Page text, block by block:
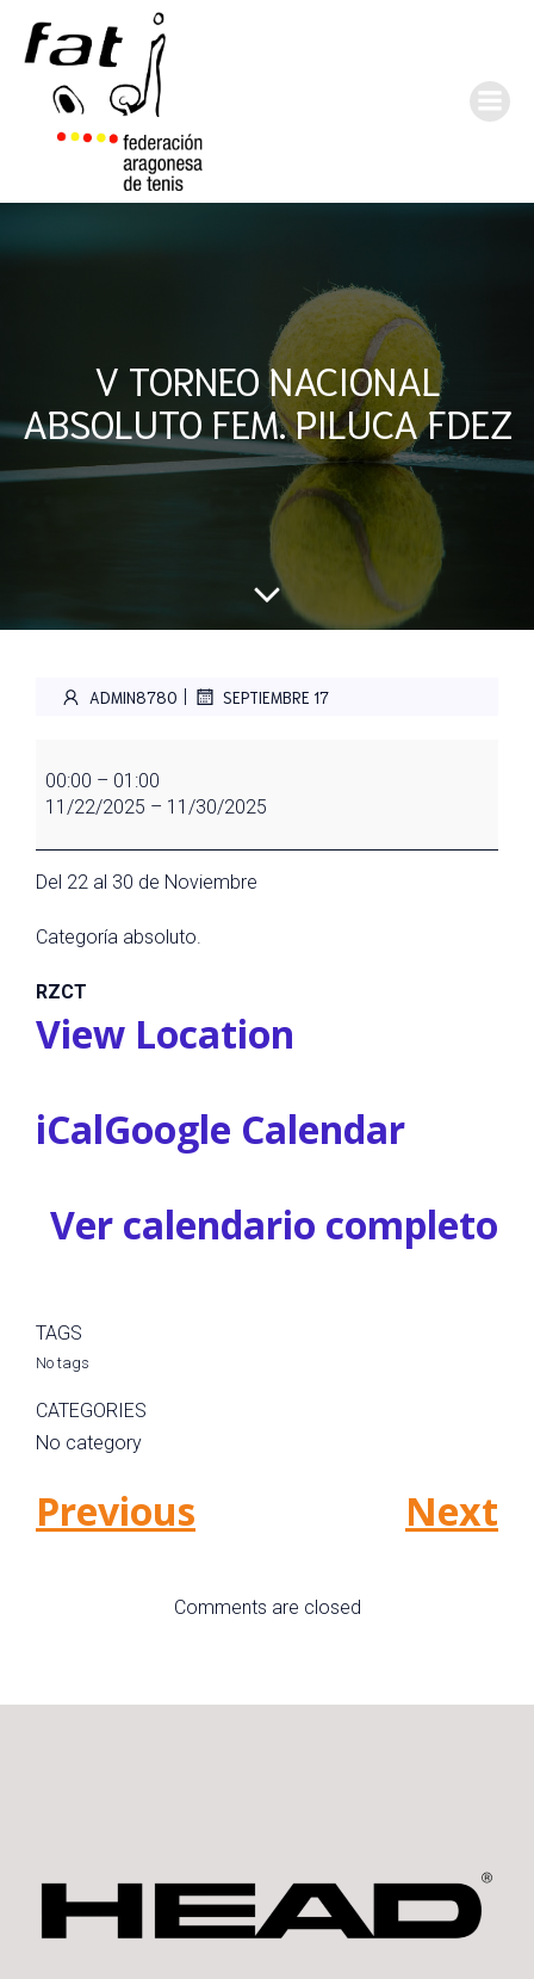
V TORNEO NACIONAL
ABSOLUTO FEM. PILUCA FDEZ
ADMIN8780 | SEPTIEMBRE 17
TORNEO
NACIONAL
FEM.
PILUCA
00:00 – 01:00
11/22/2025 – 11/30/2025
Del 22 al 30 de Noviembre
Categoría absoluto.
RZCT
View Location
iCalGoogle Calendar
Ver calendario completo
TAGS
No tags
CATEGORIES
No category
Previous Next
Comments are closed